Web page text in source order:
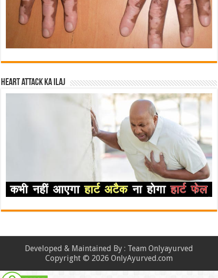
Heart attack ka ilaj
Developed & Maintained By : Team Onlyayurved
Copyright © 2026 OnlyAyurved.com